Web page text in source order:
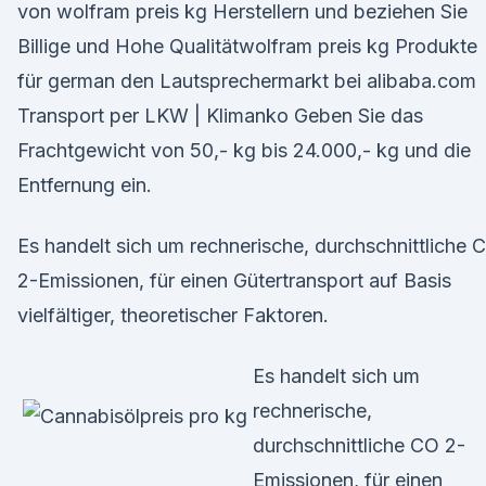
von wolfram preis kg Herstellern und beziehen Sie
Billige und Hohe Qualitätwolfram preis kg Produkte
für german den Lautsprechermarkt bei alibaba.com
Transport per LKW | Klimanko Geben Sie das
Frachtgewicht von 50,- kg bis 24.000,- kg und die
Entfernung ein.
Es handelt sich um rechnerische, durchschnittliche
2-Emissionen, für einen Gütertransport auf Basis
vielfältiger, theoretischer Faktoren.
Es handelt sich um
rechnerische,
durchschnittliche CO 2-
Emissionen, für einen